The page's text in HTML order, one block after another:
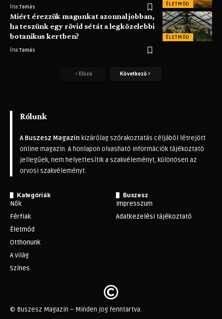
ÉLETMÓD
Írta:Tamás
ÉLETMÓD
Miért érezzük magunkat azonnal jobban,
ha teszünk egy rövid sétát a legközelebbi
botanikus kertben?
Írta:Tamás
Előző Következő
Rólunk
A Buszesz Magazin kizárólag szórakoztatás céljából létrejött
online magazin. A honlapon olvasható információk tájékoztató
jellegűek, nem helyettesítik a szakvéleményt, különösen az
orvosi szakvéleményt.
Kategóriák
Nők
Férfiak
Életmód
Otthonunk
A világ
Színes
Buszesz
Impresszum
Adatkezelési tájékoztató
© Buszesz Magazin – Minden jog fenntartva.